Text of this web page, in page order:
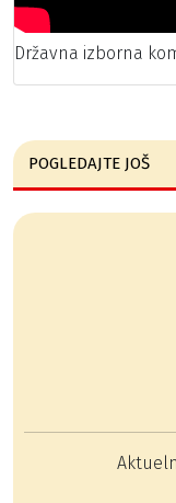
Državna izborna
POGLEDAJTE JOŠ